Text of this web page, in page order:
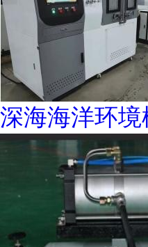
深海海洋环